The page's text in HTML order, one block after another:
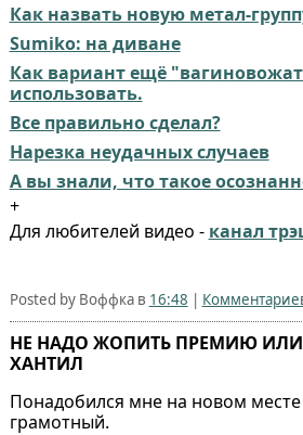
Как назвать новую метал-
Sumiko: на диване
Как вариант ещё
использовать.
Все правильно сделал?
Нарезка неудачных случаев
А вы знали, что такое
+
Для любителей видео - канал
Posted by Воффка в 16:48 |
НЕ НАДО ЖОПИТЬ ПРЕМИЮ
ХАНТИЛ⁠⁠
Понадобился мне на новом
грамотный.